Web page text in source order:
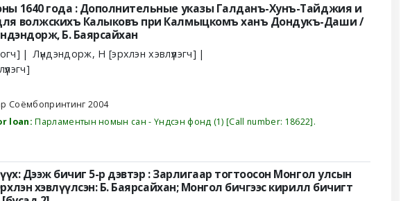
1640 года : Дополнительные указы Галданъ-Хунъ-Тайджия и
волжскихъ Калыковъ при Калмыцкомъ ханъ Дондукъ-Даши /
Б. Баярсайхан
Лүндэндорж, Н [эрхлэн хэвлүүлэгч]
Соёмбопринтинг 2004
loan:Парламентын номын сан - Үндсэн фонд (1) Call number: 18622 .
Дээж бичиг 5-р дэвтэр : Зарлигаар тогтоосон Монгол улсын
хэвлүүлсэн: Б. Баярсайхан; Монгол бичгээс кирилл бичигт